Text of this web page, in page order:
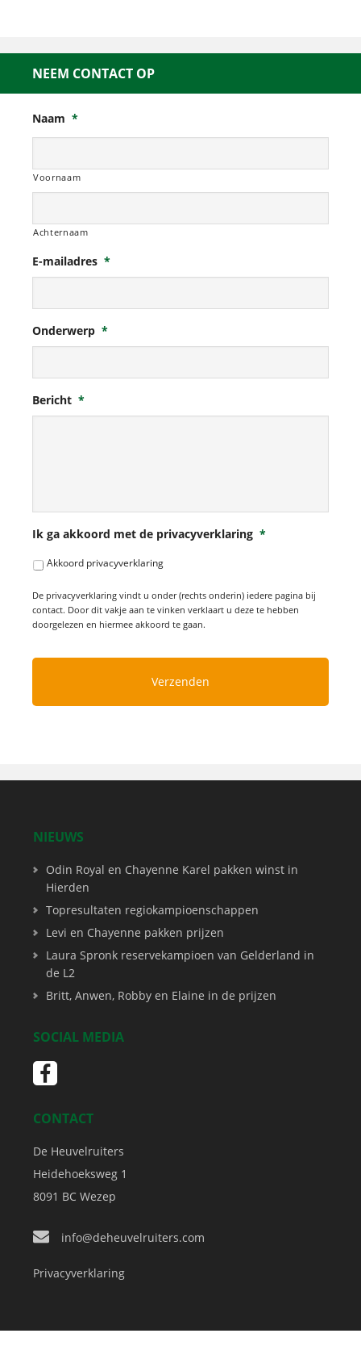
NEEM CONTACT OP
Naam *
Voornaam
Achternaam
E-mailadres *
Onderwerp *
Bericht *
Ik ga akkoord met de privacyverklaring *
Akkoord privacyverklaring
De privacyverklaring vindt u onder (rechts onderin) iedere pagina bij
contact. Door dit vakje aan te vinken verklaart u deze te hebben
doorgelezen en hiermee akkoord te gaan.
NIEUWS
Odin Royal en Chayenne Karel pakken winst in
Hierden
Topresultaten regiokampioenschappen
Levi en Chayenne pakken prijzen
Laura Spronk reservekampioen van Gelderland in
de L2
Britt, Anwen, Robby en Elaine in de prijzen
SOCIAL MEDIA
CONTACT
De Heuvelruiters
Heidehoeksweg 1
8091 BC Wezep
info@deheuvelruiters.com
Privacyverklaring